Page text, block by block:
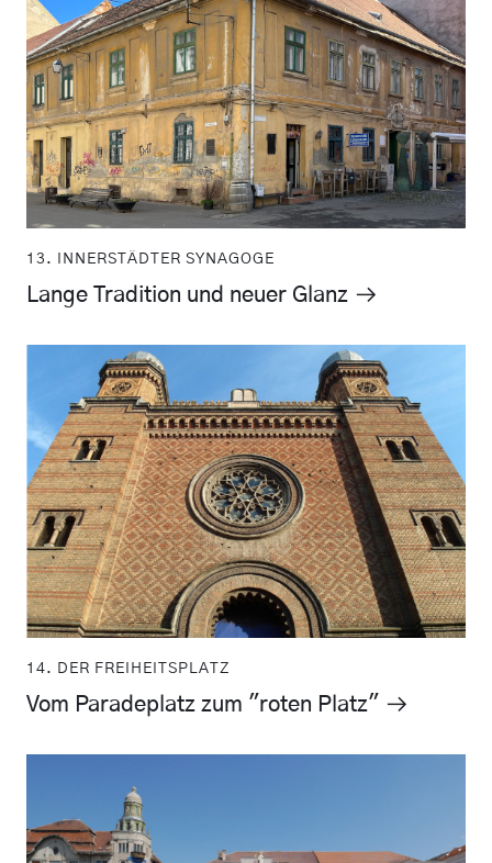
13. INNERSTÄDTER SYNAGOGE
Lange Tradition und neuer Glanz
14. DER FREIHEITSPLATZ
Vom Paradeplatz zum "roten Platz"